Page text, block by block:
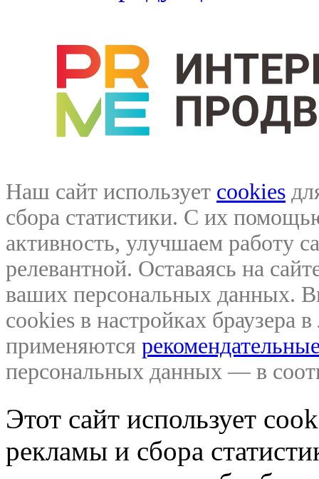
Наш сайт использует cookies
сбора статистики. С их
активность, улучшаем работу
релевантной. Оставаясь на
ваших персональных данных.
cookies в настройках браузера
применяются
персональных данных — в
Этот сайт использует
рекламы и сбора